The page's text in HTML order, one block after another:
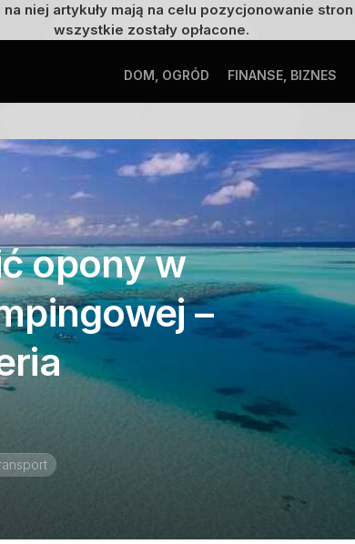
niej artykuły mają na celu pozycjonowanie
wszystkie zostały opłacone.
DOM, OGRÓD FINANSE, BIZNES
opony w
–